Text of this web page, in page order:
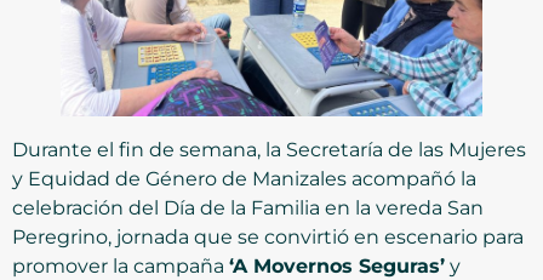
Durante el fin de semana, la Secretaría de las Mujeres
y Equidad de Género de Manizales acompañó la
celebración del Día de la Familia en la vereda San
Peregrino, jornada que se convirtió en escenario para
promover la campaña ‘A Movernos Seguras’ y